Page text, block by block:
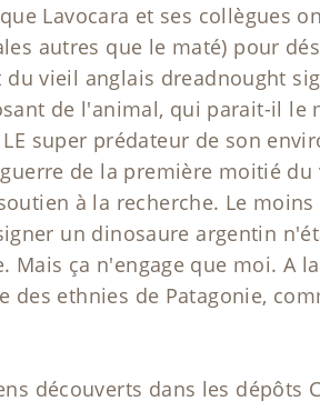
Lavocara et ses collègues
autres que le maté) pour
du vieil anglais dreadnought
de l'animal, qui parait-il le
super prédateur de son
de la première moitié du
à la recherche. Le
un dinosaure argentin
Mais ça n'engage que moi. A
ethnies de Patagonie,
découverts dans les dépôts